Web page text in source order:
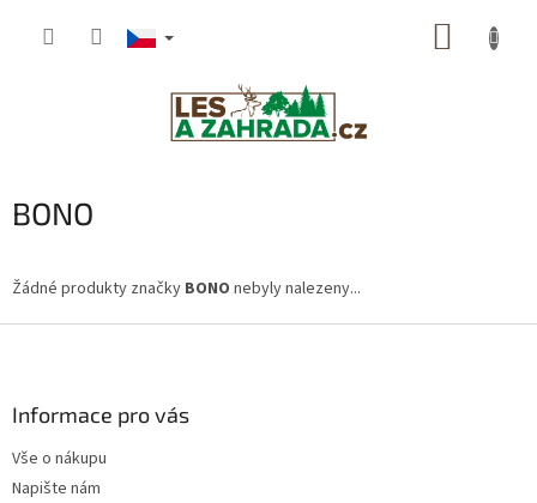
BONO
Žádné produkty značky BONO nebyly nalezeny...
Informace pro vás
Vše o nákupu
Napište nám